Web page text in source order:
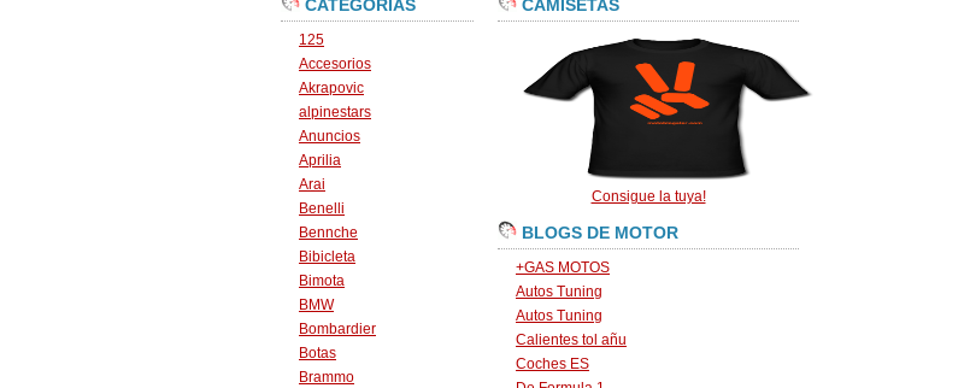
CATEGORÍAS
125
Accesorios
Akrapovic
alpinestars
Anuncios
Aprilia
Arai
Benelli
Bennche
Bibicleta
Bimota
BMW
Bombardier
Botas
Brammo
CAMISETAS
Consigue la tuya!
BLOGS DE MOTOR
+GAS MOTOS
Autos Tuning
Autos Tuning
Calientes tol añu
Coches ES